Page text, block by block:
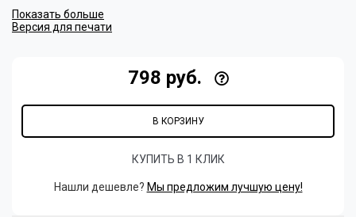
Показать больше
Версия для печати
798 руб.
В КОРЗИНУ
КУПИТЬ В 1 КЛИК
Нашли дешевле? Мы предложим лучшую цену!